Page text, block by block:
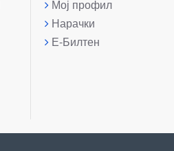
Мој профил
Нарачки
Е-Билтен